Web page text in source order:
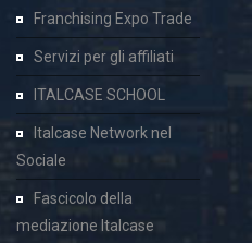
Franchising Expo Trade
Servizi per gli affiliati
ITALCASE SCHOOL
Italcase Network nel
Sociale
Fascicolo della
mediazione Italcase